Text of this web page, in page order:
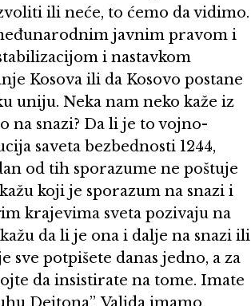
ili neće, to ćemo da vidimo.
javnim pravom i
i nastavkom
Kosova ili da Kosovo postane
uniju. Neka nam neko kaže iz
na snazi? Da li je to vojno-
saveta bezbednosti 1244,
od tih sporazume ne poštuje
koji je sporazum na snazi i
krajevima sveta pozivaju na
da li je ona i dalje na snazi ili
sve potpišete danas jedno, a za
da insistirate na tome. Imate